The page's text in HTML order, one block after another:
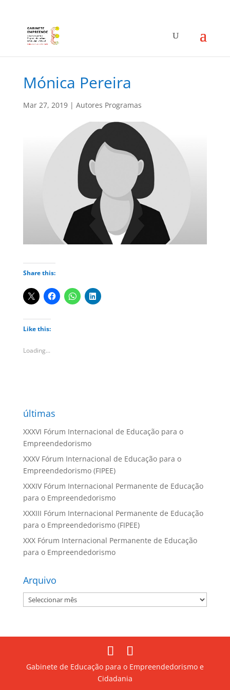
Mónica Pereira
Mar 27, 2019| Autores Programas
Share this:
Like this:
Loading...
últimas
XXXVI Fórum Internacional de Educação para o
Empreendedorismo
XXXV Fórum Internacional de Educação para o
Empreendedorismo (FIPEE)
XXXIV Fórum Internacional Permanente de Educação
para o Empreendedorismo
XXXIII Fórum Internacional Permanente de Educação
para o Empreendedorismo (FIPEE)
XXX Fórum Internacional Permanente de Educação
para o Empreendedorismo
Arquivo
Arquivo
Gabinete de Educação para o Empreendedorismo e
Cidadania